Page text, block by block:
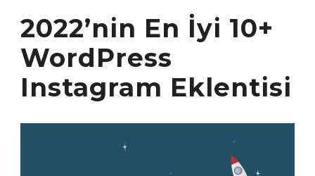
2022’nin En İyi 10+
WordPress
Instagram Eklentisi